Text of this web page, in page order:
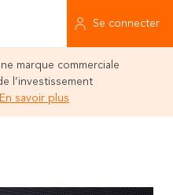
Se connecter
marque commerciale
l’investissement
En savoir plus